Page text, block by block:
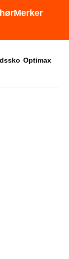
Merker
Optimax